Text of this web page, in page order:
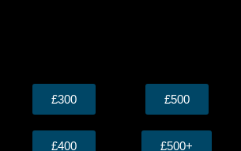
£300 £500
£400 £500+